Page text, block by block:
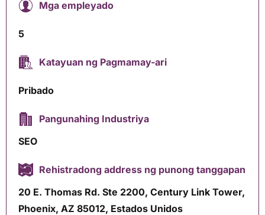
Mga empleyado
5
Katayuan ng Pagmamay-ari
Pribado
Pangunahing Industriya
SEO
Rehistradong address ng punong tanggapan
20 E. Thomas Rd. Ste 2200, Century Link Tower,
Phoenix, AZ 85012, Estados Unidos